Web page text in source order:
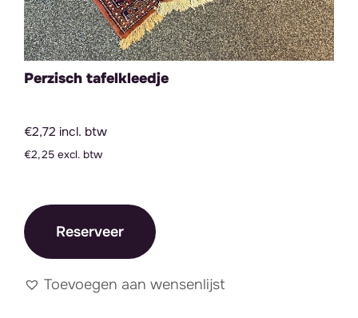
Perzisch tafelkleedje
€2,72 incl. btw
€2,25 excl. btw
Reserveer
Toevoegen aan wensenlijst